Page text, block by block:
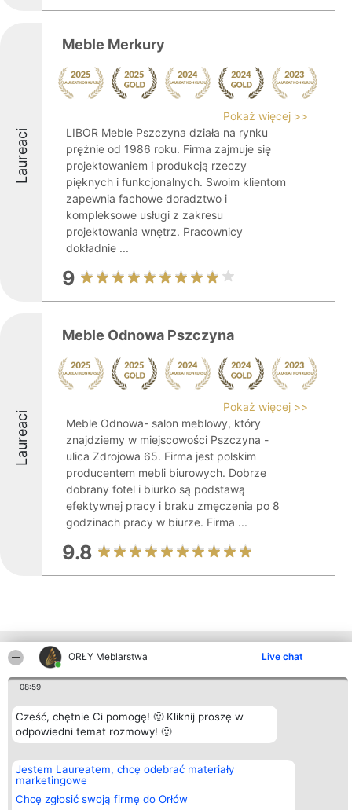
ORŁY Meblarstwa Live chat
08:59
Cześć, chętnie Ci pomogę! 🙂 Kliknij proszę w
odpowiedni temat rozmowy! 🙂
Jestem Laureatem, chcę odebrać materiały
marketingowe
Chcę zgłosić swoją firmę do Orłów
Laureaci
Meble Merkury
Pokaż więcej >>
LIBOR Meble Pszczyna działa na rynku
prężnie od 1986 roku. Firma zajmuje się
projektowaniem i produkcją rzeczy
pięknych i funkcjonalnych. Swoim klientom
zapewnia fachowe doradztwo i
kompleksowe usługi z zakresu
projektowania wnętrz. Pracownicy
dokładnie ...
9
Laureaci
Meble Odnowa Pszczyna
Pokaż więcej >>
Meble Odnowa- salon meblowy, który
znajdziemy w miejscowości Pszczyna -
ulica Zdrojowa 65. Firma jest polskim
producentem mebli biurowych. Dobrze
dobrany fotel i biurko są podstawą
efektywnej pracy i braku zmęczenia po 8
godzinach pracy w biurze. Firma ...
9.8
Inne firmy z województwa
Organizator plebiscytu
Bright Side Solutions sp. z o.
o. sp. k.
ul. Ruska 22
KRS 0000749100 | Regon
381313360 | NIP 8943132676
Plebiscyt
Laureaci
Lista
wszystkich
Zasady
Polityka
Prywatności
Kontakt